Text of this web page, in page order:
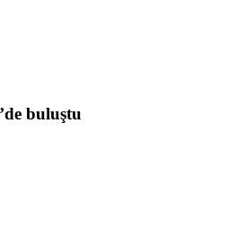
buluştu